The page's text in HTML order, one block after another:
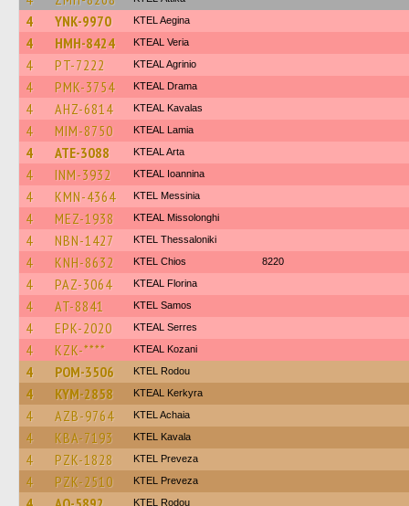
4 YNK-9970 KTEL Aegina
4 HMH-8424 KTEAL Veria
4 PT-7222 KTEAL Agrinio
4 PMK-3754 KTEAL Drama
4 AHZ-6814 KTEAL Kavalas
4 MIM-8750 KTEAL Lamia
4 ATE-3088 KTEAL Arta
4 INM-3932 KTEAL Ioannina
4 KMN-4364 KTEL Messinia
4 MEZ-1938 KTEAL Missolonghi
4 NBN-1427 KTEL Thessaloniki
4 KNH-8632 KTEL Chios 8220
4 PAZ-3064 KTEAL Florina
4 AT-8841 KTEL Samos
4 EPK-2020 KTEAL Serres
4 KZK-**** KTEAL Kozani
4 POM-3506 ΚΤΕL Rodou
4 KYM-2858 KTEAL Kerkyra
4 AZB-9764 KTEL Achaia
4 KBA-7193 KTEL Kavala
4 PZK-1828 KTEL Preveza
4 PZK-2510 KTEL Preveza
ΚΤΕL Rodou